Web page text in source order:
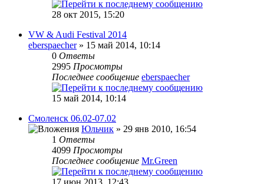
28 окт 2015, 15:20
VW & Audi Festival 2014
eberspaecher» 15 май 2014, 10:14
0 Ответы
2995 Просмотры
Последнее сообщение eberspaecher
15 май 2014, 10:14
Смоленск 06.02-07.02
Юльчик » 29 янв 2010, 16:54
1 Ответы
4099 Просмотры
Последнее сообщение Mr.Green
17 июн 2013, 12:43